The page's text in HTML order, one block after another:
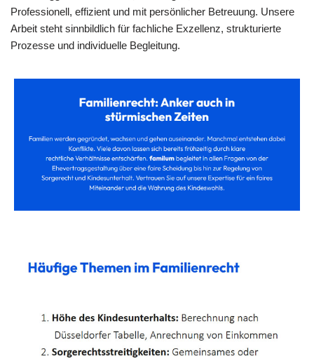
Professionell, effizient und mit persönlicher Betreuung. Unsere
Arbeit steht sinnbildlich für fachliche Exzellenz, strukturierte
Prozesse und individuelle Begleitung.